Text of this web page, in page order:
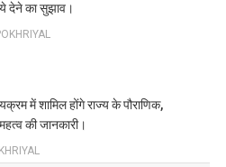
देने का सुझाव।
में शामिल होंगे राज्य के पौराणिक,
की जानकारी।